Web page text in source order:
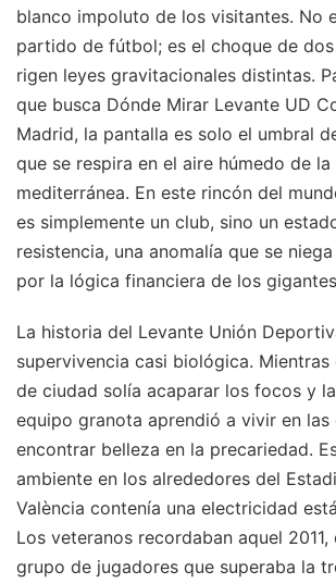
blanco impoluto de los visitantes. No
partido de fútbol; es el choque de
rigen leyes gravitacionales distintas.
que busca Dónde Mirar Levante UD
Madrid, la pantalla es solo el umbral
que se respira en el aire húmedo de la
mediterránea. En este rincón del
es simplemente un club, sino un
resistencia, una anomalía que se
por la lógica financiera de los
La historia del Levante Unión
supervivencia casi biológica. Mientras
de ciudad solía acaparar los focos y
equipo granota aprendió a vivir en las
encontrar belleza en la precariedad.
ambiente en los alrededores del
València contenía una electricidad
Los veteranos recordaban aquel 2011,
grupo de jugadores que superaba la